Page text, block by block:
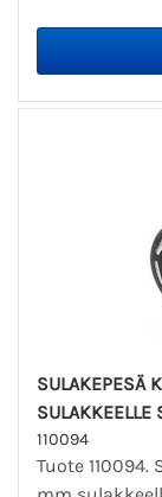
SULAKEPESÄ
SULAKKEELLE
110094
Tuote